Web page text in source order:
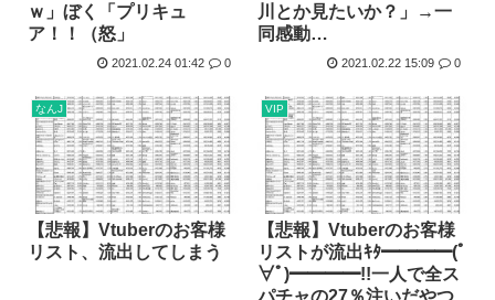
ｗ」ぼく「プリキュ
ア！！（怒」
2021.02.24 01:42 0
川とか見たいか？」→一
同感動…
2021.02.22 15:09 0
なんJ
【悲報】Vtuberのお客様
リスト、流出してしまう
VIP
【悲報】Vtuberのお客様
リストが流出ｷﾀ━━━━(ﾟ
∀ﾟ)━━━━!!一人で全ス